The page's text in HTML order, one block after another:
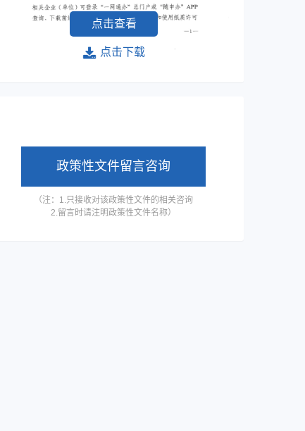
点击查看
点击下载
政策性文件留言咨询
（注：1.只接收对该政策性文件的相关咨询
2.留言时请注明政策性文件名称）